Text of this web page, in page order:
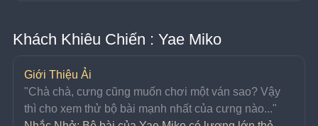
Khách Khiêu Chiến : Yae Miko
Giới Thiệu Ải
﻿﻿"Chà chà, cưng cũng muốn chơi một ván sao? Vậy
thì cho xem thử bộ bài mạnh nhất của cưng nào..."